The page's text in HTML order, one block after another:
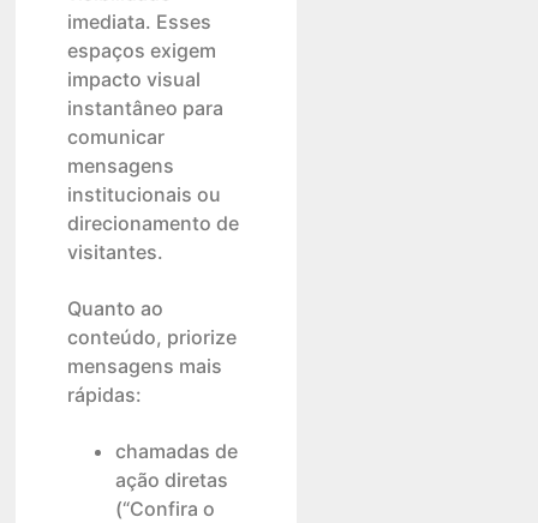
imediata. Esses
espaços exigem
impacto visual
instantâneo para
comunicar
mensagens
institucionais ou
direcionamento de
visitantes.
Quanto ao
conteúdo, priorize
mensagens mais
rápidas:
chamadas de
ação diretas
(“Confira o